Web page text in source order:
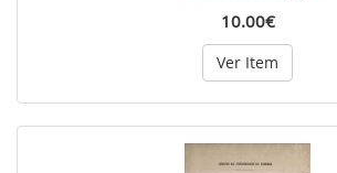
10.00€
Ver Item